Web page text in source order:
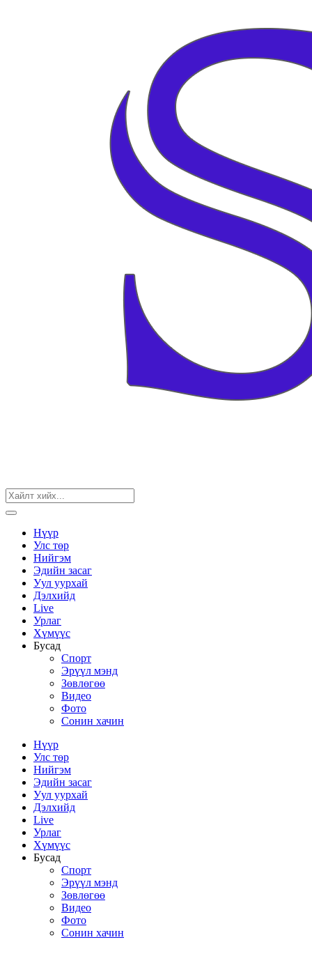
Нүүр
Улс төр
Нийгэм
Эдийн засаг
Уул уурхай
Дэлхийд
Live
Урлаг
Хүмүүс
Бусад
Спорт
Эрүүл мэнд
Зөвлөгөө
Видео
Фото
Сонин хачин
Нүүр
Улс төр
Нийгэм
Эдийн засаг
Уул уурхай
Дэлхийд
Live
Урлаг
Хүмүүс
Бусад
Спорт
Эрүүл мэнд
Зөвлөгөө
Видео
Фото
Сонин хачин